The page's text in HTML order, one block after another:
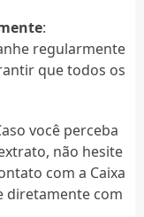
:
regularmente
que todos os
você perceba
não hesite
com a Caixa
diretamente com